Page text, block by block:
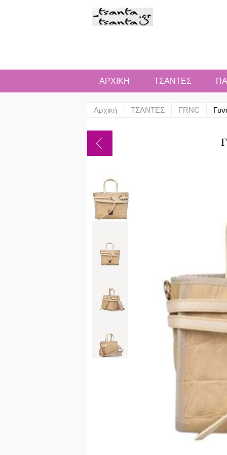
ΑΡΧΙΚΗ ΤΣΑΝΤΕΣ
Αρχική ΤΣΑΝΤΕΣ FRNC